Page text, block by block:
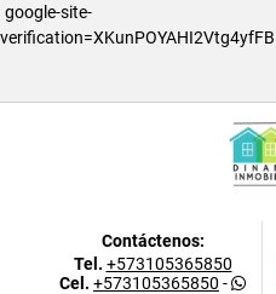
google-site-
Contáctenos:
Tel. +573105365850
Cel. +573105365850 -